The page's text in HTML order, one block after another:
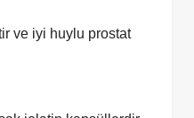
ve iyi huylu prostat